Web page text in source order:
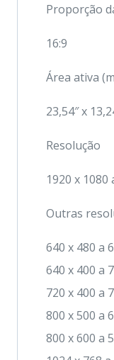
Proporção
16:9
Área ativa
23,54″ x
Resolução
1920 x 1080
Outras
640 x 480 a
640 x 400 a
720 x 400 a
800 x 500 a
800 x 600 a